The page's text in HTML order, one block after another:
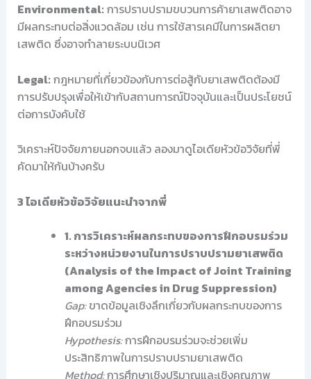
Environmental: การปราบปรามขบวนการค้ายาเสพติดอาจ
มีผลกระทบต่อสิ่งแวดล้อม เช่น การใช้สารเคมีในการผลิตยา
เสพติด ซึ่งอาจทำลายระบบนิเวศ
Legal: กฎหมายที่เกี่ยวข้องกับการต่อสู้กับยาเสพติดต้องมี
การปรับปรุงเพื่อให้เข้ากับสถานการณ์ปัจจุบันและเป็นประโยชน์
ต่อการบังคับใช้
วิเคราะห์ปัจจัยภายนอกจบแล้ว ลองมาดูไอเดียหัวข้อวิจัยที่พี่
คัดมาให้กันบ้างครับ
3 ไอเดียหัวข้อวิจัยแนะนำจากพี่
1. การวิเคราะห์ผลกระทบของการฝึกอบรมร่วม
ระหว่างหน่วยงานในการปราบปรามยาเสพติด
(Analysis of the Impact of Joint Training
among Agencies in Drug Suppression)
Gap:ขาดข้อมูลเชิงลึกเกี่ยวกับผลกระทบของการ
ฝึกอบรมร่วม
Hypothesis:การฝึกอบรมร่วมจะช่วยเพิ่ม
ประสิทธิภาพในการปราบปรามยาเสพติด
Method:การศึกษาเชิงปริมาณและเชิงคุณภาพ